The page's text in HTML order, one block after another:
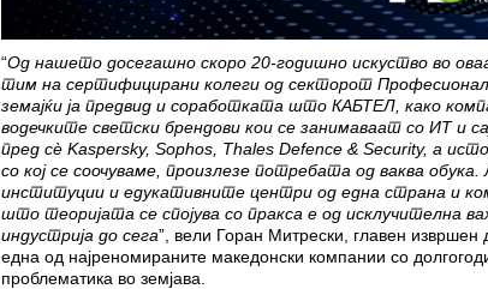
“Од нашето досегашно скоро 20-годишно искуство во
тим на сертифицирани колеги од секторот
земајќи ја предвид и соработката што КАБТЕЛ, како
водечките светски брендови кои се занимаваат со ИТ и
пред сè Kaspersky, Sophos, Thales Defence & Security, а
со кој се соочуваме, произлезе потребата од ваква
институции и едукативните центри од една страна и
што теоријата се спојува со пракса е од исклучителна
индустрија до сега”, вели Горан Митрески, главен извршен
една од најреномираните македонски компании со
проблематика во земјава.